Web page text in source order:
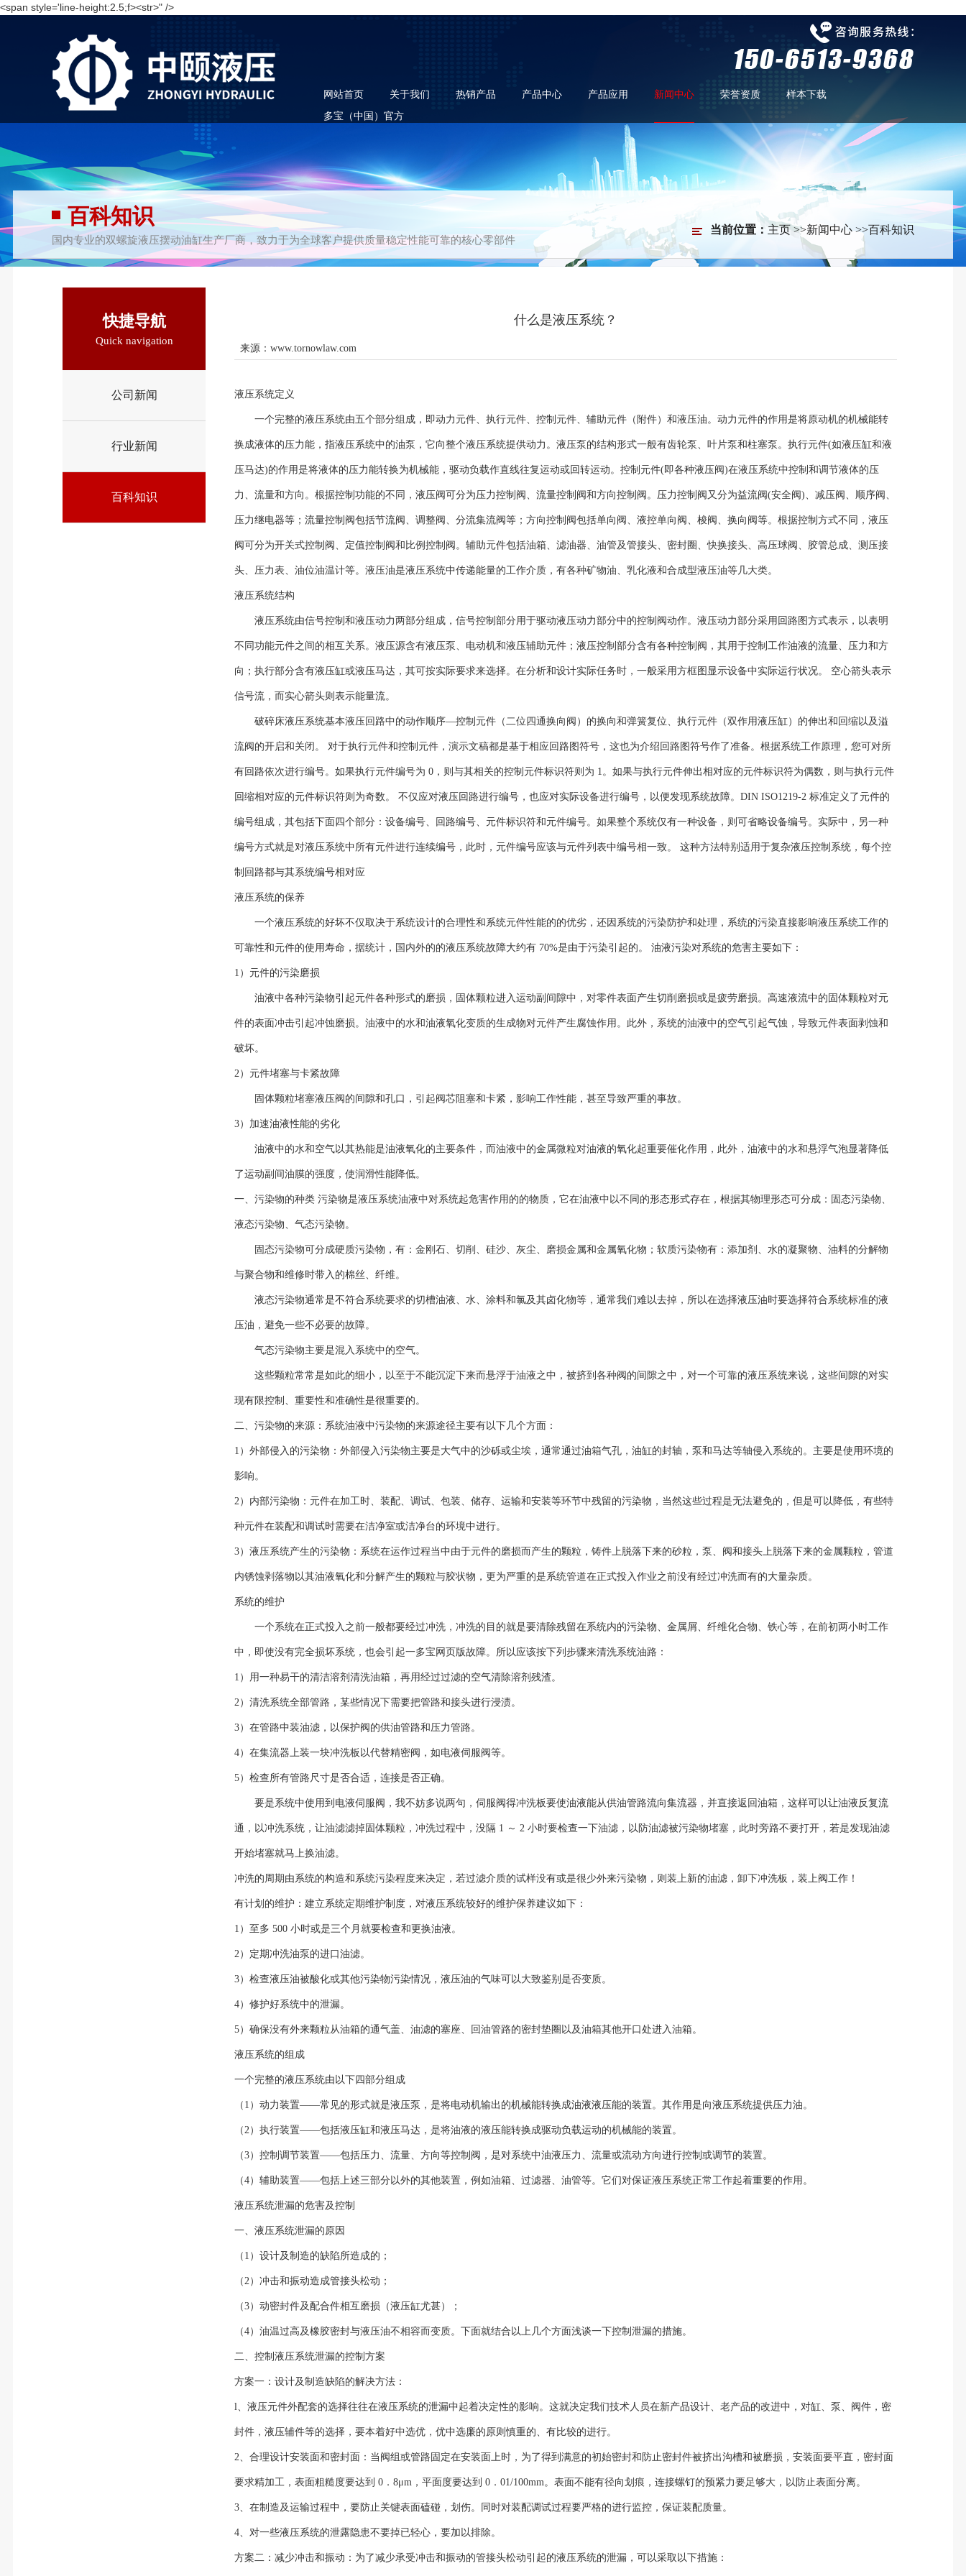
<span style='line-height:2.5;f><str>" />
网站首页 关于我们 热销产品 产品中心 产品应用 新闻中心 荣誉资质
样本下载
多宝（中国）官方
百科知识
国内专业的双螺旋液压摆动油缸生产厂商，致力于为全球客户提供质量稳定性能可靠的核心零部件
当前位置： 主页>>新闻中心>>百科知识
快捷导航
Quick navigation
公司新闻
行业新闻
百科知识
什么是液压系统？
来源：www.tornowlaw.com
液压系统定义
一个完整的液压系统由五个部分组成，即动力元件、执行元件、控制元件、辅助元件（附件）和液压油。动力元件的作用是将原动机的机械能转
换成液体的压力能，指液压系统中的油泵，它向整个液压系统提供动力。液压泵的结构形式一般有齿轮泵、叶片泵和柱塞泵。执行元件(如液压缸和液
压马达)的作用是将液体的压力能转换为机械能，驱动负载作直线往复运动或回转运动。控制元件(即各种液压阀)在液压系统中控制和调节液体的压
力、流量和方向。根据控制功能的不同，液压阀可分为压力控制阀、流量控制阀和方向控制阀。压力控制阀又分为益流阀(安全阀)、减压阀、顺序阀、
压力继电器等；流量控制阀包括节流阀、调整阀、分流集流阀等；方向控制阀包括单向阀、液控单向阀、梭阀、换向阀等。根据控制方式不同，液压
阀可分为开关式控制阀、定值控制阀和比例控制阀。辅助元件包括油箱、滤油器、油管及管接头、密封圈、快换接头、高压球阀、胶管总成、测压接
头、压力表、油位油温计等。液压油是液压系统中传递能量的工作介质，有各种矿物油、乳化液和合成型液压油等几大类。
液压系统结构
液压系统由信号控制和液压动力两部分组成，信号控制部分用于驱动液压动力部分中的控制阀动作。液压动力部分采用回路图方式表示，以表明
不同功能元件之间的相互关系。液压源含有液压泵、电动机和液压辅助元件；液压控制部分含有各种控制阀，其用于控制工作油液的流量、压力和方
向；执行部分含有液压缸或液压马达，其可按实际要求来选择。在分析和设计实际任务时，一般采用方框图显示设备中实际运行状况。 空心箭头表示
信号流，而实心箭头则表示能量流。
破碎床液压系统基本液压回路中的动作顺序—控制元件（二位四通换向阀）的换向和弹簧复位、执行元件（双作用液压缸）的伸出和回缩以及溢
流阀的开启和关闭。 对于执行元件和控制元件，演示文稿都是基于相应回路图符号，这也为介绍回路图符号作了准备。根据系统工作原理，您可对所
有回路依次进行编号。如果执行元件编号为 0，则与其相关的控制元件标识符则为 1。如果与执行元件伸出相对应的元件标识符为偶数，则与执行元件
回缩相对应的元件标识符则为奇数。 不仅应对液压回路进行编号，也应对实际设备进行编号，以便发现系统故障。DIN ISO1219-2 标准定义了元件的
编号组成，其包括下面四个部分：设备编号、回路编号、元件标识符和元件编号。如果整个系统仅有一种设备，则可省略设备编号。实际中，另一种
编号方式就是对液压系统中所有元件进行连续编号，此时，元件编号应该与元件列表中编号相一致。 这种方法特别适用于复杂液压控制系统，每个控
制回路都与其系统编号相对应
液压系统的保养
一个液压系统的好坏不仅取决于系统设计的合理性和系统元件性能的的优劣，还因系统的污染防护和处理，系统的污染直接影响液压系统工作的
可靠性和元件的使用寿命，据统计，国内外的的液压系统故障大约有 70%是由于污染引起的。 油液污染对系统的危害主要如下：
1）元件的污染磨损
油液中各种污染物引起元件各种形式的磨损，固体颗粒进入运动副间隙中，对零件表面产生切削磨损或是疲劳磨损。高速液流中的固体颗粒对元
件的表面冲击引起冲蚀磨损。油液中的水和油液氧化变质的生成物对元件产生腐蚀作用。此外，系统的油液中的空气引起气蚀，导致元件表面剥蚀和
破坏。
2）元件堵塞与卡紧故障
固体颗粒堵塞液压阀的间隙和孔口，引起阀芯阻塞和卡紧，影响工作性能，甚至导致严重的事故。
3）加速油液性能的劣化
油液中的水和空气以其热能是油液氧化的主要条件，而油液中的金属微粒对油液的氧化起重要催化作用，此外，油液中的水和悬浮气泡显著降低
了运动副间油膜的强度，使润滑性能降低。
一、污染物的种类 污染物是液压系统油液中对系统起危害作用的的物质，它在油液中以不同的形态形式存在，根据其物理形态可分成：固态污染物、
液态污染物、气态污染物。
固态污染物可分成硬质污染物，有：金刚石、切削、硅沙、灰尘、磨损金属和金属氧化物；软质污染物有：添加剂、水的凝聚物、油料的分解物
与聚合物和维修时带入的棉丝、纤维。
液态污染物通常是不符合系统要求的切槽油液、水、涂料和氯及其卤化物等，通常我们难以去掉，所以在选择液压油时要选择符合系统标准的液
压油，避免一些不必要的故障。
气态污染物主要是混入系统中的空气。
这些颗粒常常是如此的细小，以至于不能沉淀下来而悬浮于油液之中，被挤到各种阀的间隙之中，对一个可靠的液压系统来说，这些间隙的对实
现有限控制、重要性和准确性是很重要的。
二、污染物的来源：系统油液中污染物的来源途径主要有以下几个方面：
1）外部侵入的污染物：外部侵入污染物主要是大气中的沙砾或尘埃，通常通过油箱气孔，油缸的封轴，泵和马达等轴侵入系统的。主要是使用环境的
影响。
2）内部污染物：元件在加工时、装配、调试、包装、储存、运输和安装等环节中残留的污染物，当然这些过程是无法避免的，但是可以降低，有些特
种元件在装配和调试时需要在洁净室或洁净台的环境中进行。
3）液压系统产生的污染物：系统在运作过程当中由于元件的磨损而产生的颗粒，铸件上脱落下来的砂粒，泵、阀和接头上脱落下来的金属颗粒，管道
内锈蚀剥落物以其油液氧化和分解产生的颗粒与胶状物，更为严重的是系统管道在正式投入作业之前没有经过冲洗而有的大量杂质。
系统的维护
一个系统在正式投入之前一般都要经过冲洗，冲洗的目的就是要清除残留在系统内的污染物、金属屑、纤维化合物、铁心等，在前初两小时工作
中，即使没有完全损坏系统，也会引起一多宝网页版故障。所以应该按下列步骤来清洗系统油路：
1）用一种易干的清洁溶剂清洗油箱，再用经过过滤的空气清除溶剂残渣。
2）清洗系统全部管路，某些情况下需要把管路和接头进行浸渍。
3）在管路中装油滤，以保护阀的供油管路和压力管路。
4）在集流器上装一块冲洗板以代替精密阀，如电液伺服阀等。
5）检查所有管路尺寸是否合适，连接是否正确。
要是系统中使用到电液伺服阀，我不妨多说两句，伺服阀得冲洗板要使油液能从供油管路流向集流器，并直接返回油箱，这样可以让油液反复流
通，以冲洗系统，让油滤滤掉固体颗粒，冲洗过程中，没隔 1 ～ 2 小时要检查一下油滤，以防油滤被污染物堵塞，此时旁路不要打开，若是发现油滤
开始堵塞就马上换油滤。
冲洗的周期由系统的构造和系统污染程度来决定，若过滤介质的试样没有或是很少外来污染物，则装上新的油滤，卸下冲洗板，装上阀工作！
有计划的维护：建立系统定期维护制度，对液压系统较好的维护保养建议如下：
1）至多 500 小时或是三个月就要检查和更换油液。
2）定期冲洗油泵的进口油滤。
3）检查液压油被酸化或其他污染物污染情况，液压油的气味可以大致鉴别是否变质。
4）修护好系统中的泄漏。
5）确保没有外来颗粒从油箱的通气盖、油滤的塞座、回油管路的密封垫圈以及油箱其他开口处进入油箱。
液压系统的组成
一个完整的液压系统由以下四部分组成
（1）动力装置——常见的形式就是液压泵，是将电动机输出的机械能转换成油液液压能的装置。其作用是向液压系统提供压力油。
（2）执行装置——包括液压缸和液压马达，是将油液的液压能转换成驱动负载运动的机械能的装置。
（3）控制调节装置——包括压力、流量、方向等控制阀，是对系统中油液压力、流量或流动方向进行控制或调节的装置。
（4）辅助装置——包括上述三部分以外的其他装置，例如油箱、过滤器、油管等。它们对保证液压系统正常工作起着重要的作用。
液压系统泄漏的危害及控制
一、液压系统泄漏的原因
（1）设计及制造的缺陷所造成的；
（2）冲击和振动造成管接头松动；
（3）动密封件及配合件相互磨损（液压缸尤甚）；
（4）油温过高及橡胶密封与液压油不相容而变质。下面就结合以上几个方面浅谈一下控制泄漏的措施。
二、控制液压系统泄漏的控制方案
方案一：设计及制造缺陷的解决方法：
l、液压元件外配套的选择往往在液压系统的泄漏中起着决定性的影响。这就决定我们技术人员在新产品设计、老产品的改进中，对缸、泵、阀件，密
封件，液压辅件等的选择，要本着好中选优，优中选廉的原则慎重的、有比较的进行。
2、合理设计安装面和密封面：当阀组或管路固定在安装面上时，为了得到满意的初始密封和防止密封件被挤出沟槽和被磨损，安装面要平直，密封面
要求精加工，表面粗糙度要达到 0．8μm，平面度要达到 0．01/100mm。表面不能有径向划痕，连接螺钉的预紧力要足够大，以防止表面分离。
3、在制造及运输过程中，要防止关键表面磕碰，划伤。同时对装配调试过程要严格的进行监控，保证装配质量。
4、对一些液压系统的泄露隐患不要掉已轻心，要加以排除。
方案二：减少冲击和振动：为了减少承受冲击和振动的管接头松动引起的液压系统的泄漏，可以采取以下措施：